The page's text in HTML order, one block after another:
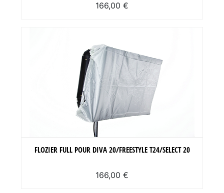
166,00 €
FLOZIER FULL POUR DIVA 20/FREESTYLE T24/SELECT 20
166,00 €